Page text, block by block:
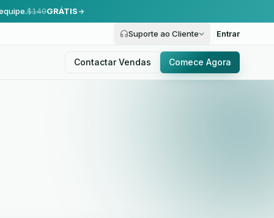
$149GRÁTIS
Suporte ao Cliente Entrar
Contactar Vendas Comece Agora